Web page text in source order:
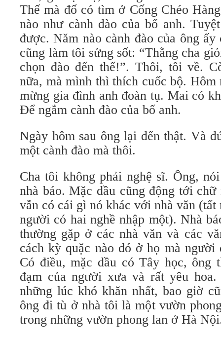
Thế mà đố có tìm ở Cống Chéo
nào như cành đào của bố anh.
được. Năm nào cành đào của ông
cũng làm tôi sửng sốt: “Thằng cha
chọn đào đến thế!”. Thôi, tôi về.
nữa, mà mình thì thích cuốc bộ. Hôm
mừng gia đình anh đoàn tụ. Mai có
Ðể ngắm cành đào của bố anh.
Ngày hôm sau ông lại đến thật. Và
một cành đào mà thôi.
Cha tôi không phải nghệ sĩ. Ông,
nhà báo. Mặc dầu cũng động tới chữ
vẫn có cái gì nó khác với nhà văn (tất
người có hai nghề nhập một). Nhà
thường gặp ở các nhà văn và các
cách kỳ quặc nào đó ở họ mà
Có điều, mặc dầu có Tây học, ông
đạm của người xưa và rất yêu
những lúc khó khăn nhất, bao giờ
ông đi tù ở nhà tôi là một vườn
trong những vườn phong lan ở Hà